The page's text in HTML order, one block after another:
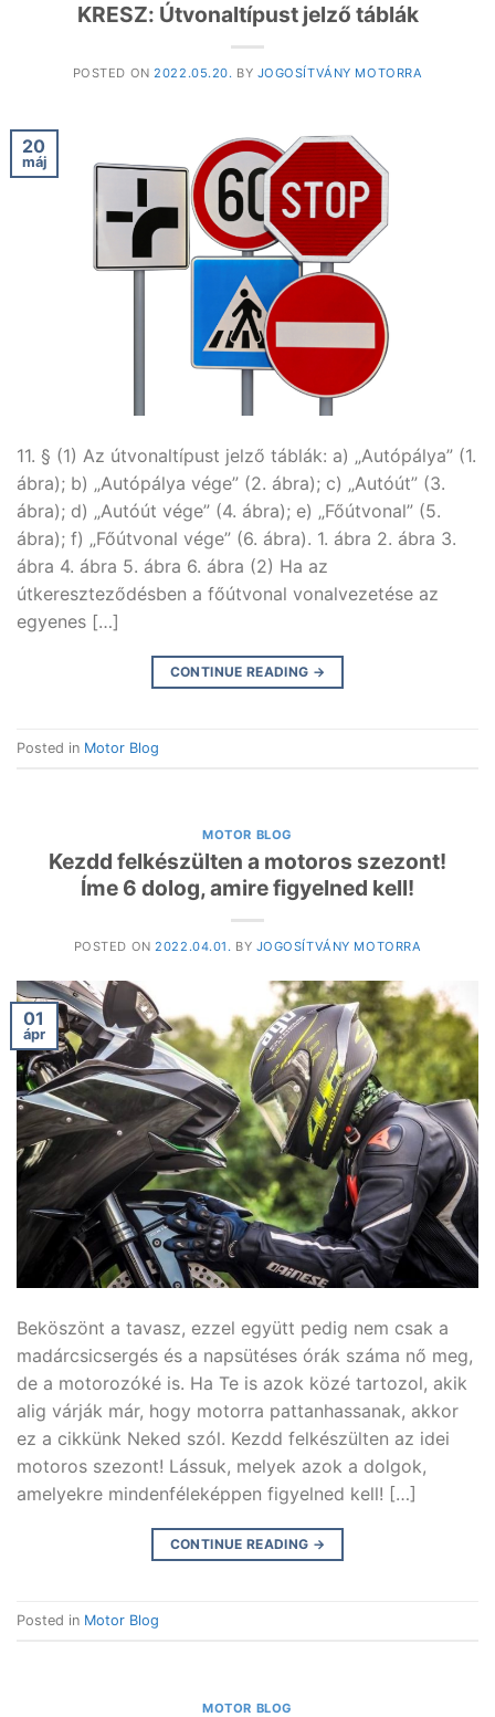
KRESZ: Útvonaltípust jelző táblák
POSTED ON2022.05.20. BY JOGOSÍTVÁNY MOTORRA
20
máj
11. § (1) Az útvonaltípust jelző táblák: a) „Autópálya” (1.
ábra); b) „Autópálya vége” (2. ábra); c) „Autóút” (3.
ábra); d) „Autóút vége” (4. ábra); e) „Főútvonal” (5.
ábra); f) „Főútvonal vége” (6. ábra). 1. ábra 2. ábra 3.
ábra 4. ábra 5. ábra 6. ábra (2) Ha az
útkereszteződésben a főútvonal vonalvezetése az
egyenes […]
CONTINUE READING →
Posted in Motor Blog
MOTOR BLOG
Kezdd felkészülten a motoros szezont!
Íme 6 dolog, amire figyelned kell!
POSTED ON 2022.04.01. BY JOGOSÍTVÁNY MOTORRA
01
ápr
Beköszönt a tavasz, ezzel együtt pedig nem csak a
madárcsicsergés és a napsütéses órák száma nő meg,
de a motorozóké is. Ha Te is azok közé tartozol, akik
alig várják már, hogy motorra pattanhassanak, akkor
ez a cikkünk Neked szól. Kezdd felkészülten az idei
motoros szezont! Lássuk, melyek azok a dolgok,
amelyekre mindenféleképpen figyelned kell! […]
CONTINUE READING →
Posted in Motor Blog
MOTOR BLOG